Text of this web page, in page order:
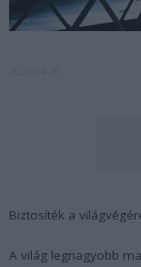
Biztosíték a
A világ legnagyobb